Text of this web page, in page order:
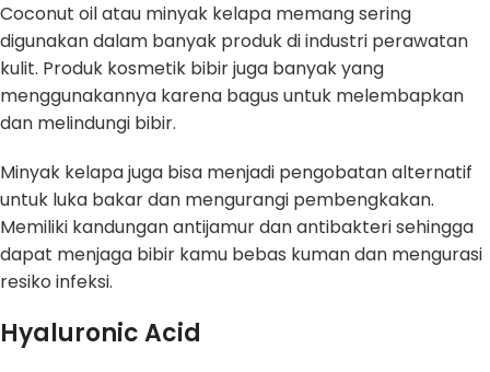
Coconut oil atau minyak kelapa memang sering
digunakan dalam banyak produk di industri perawatan
kulit. Produk kosmetik bibir juga banyak yang
menggunakannya karena bagus untuk melembapkan
dan melindungi bibir.
Minyak kelapa juga bisa menjadi pengobatan alternatif
untuk luka bakar dan mengurangi pembengkakan.
Memiliki kandungan antijamur dan antibakteri sehingga
dapat menjaga bibir kamu bebas kuman dan mengurasi
resiko infeksi.
Hyaluronic Acid